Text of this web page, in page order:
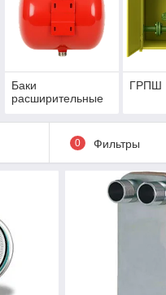
Баки
расширительные
ГРПШ
0 Фильтры